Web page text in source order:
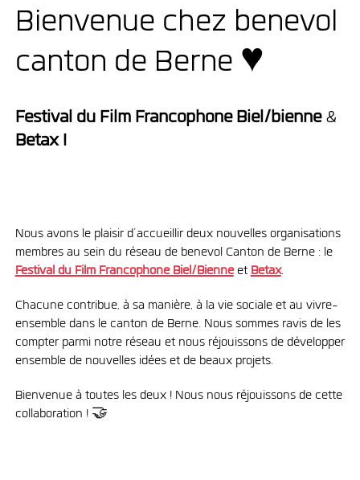
Bienvenue chez benevol
canton de Berne ♥️
Festival du Film Francophone Biel/bienne&
Betax !
Nous avons le plaisir d’accueillir deux nouvelles organisations
membres au sein du réseau de benevol Canton de Berne : le
Festival du Film Francophone Biel/BienneetBetax.
Chacune contribue, à sa manière, à la vie sociale et au vivre-
ensemble dans le canton de Berne. Nous sommes ravis de les
compter parmi notre réseau et nous réjouissons de développer
ensemble de nouvelles idées et de beaux projets.
Bienvenue à toutes les deux ! Nous nous réjouissons de cette
collaboration ! 🤝